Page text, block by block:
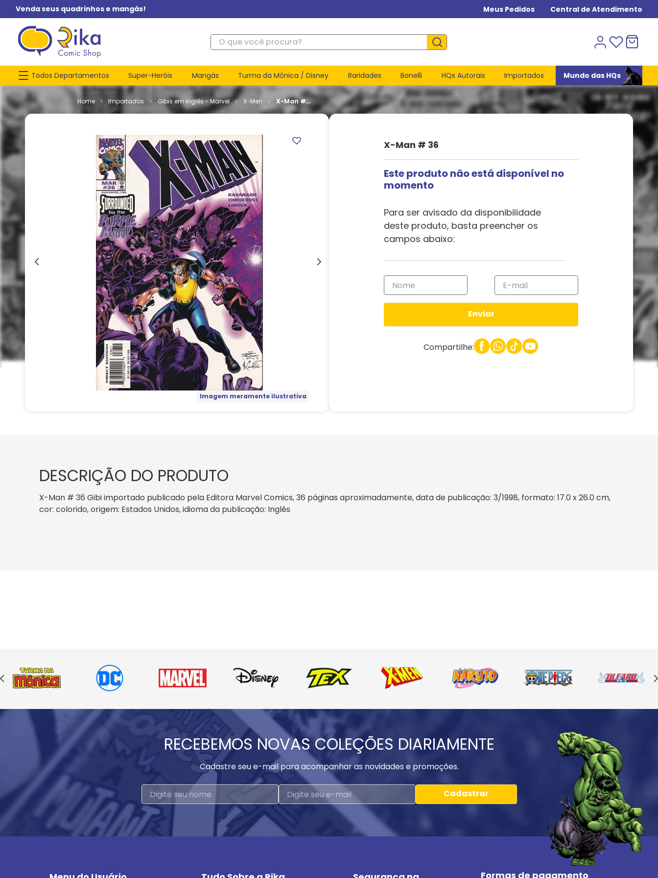
Venda seus quadrinhos e mangás! Meus Pedidos Central de Atendimento
O que você procura?
Todos Departamentos Super-Heróis Mangás Turma da Mônica / Disney Raridades Bonelli HQs Autorais Importados Mundo das HQs
Importados Gibis em inglês - Marvel X-Men
X-Man #
36
Imagem meramente ilustrativa
X-Man # 36
Este produto não está disponível no
momento
Para ser avisado da disponibilidade
deste produto, basta preencher os
campos abaixo:
Enviar
Compartilhe:
DESCRIÇÃO DO PRODUTO
X-Man # 36 Gibi importado publicado pela Editora Marvel Comics, 36 páginas aproximadamente, data de publicação: 3/1998, formato: 17.0 x 26.0 cm,
cor: colorido, origem: Estados Unidos, idioma da publicação: Inglês
RECEBEMOS NOVAS COLEÇÕES DIARIAMENTE
Cadastre seu e-mail para acompanhar as novidades e promoções.
Cadastrar
Formas de pagamento